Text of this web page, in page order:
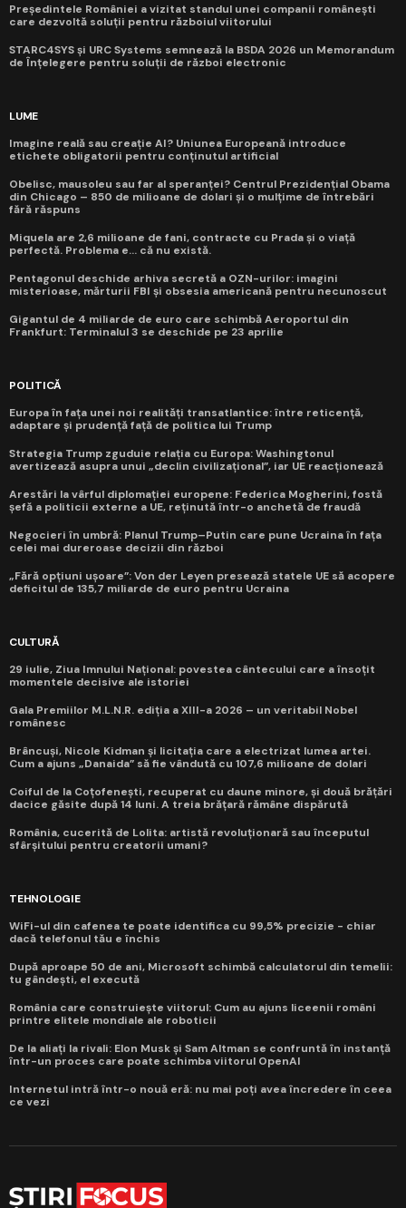
Președintele României a vizitat standul unei companii românești
care dezvoltă soluții pentru războiul viitorului
STARC4SYS și URC Systems semnează la BSDA 2026 un Memorandum
de Înțelegere pentru soluții de război electronic
LUME
Imagine reală sau creație AI? Uniunea Europeană introduce
etichete obligatorii pentru conținutul artificial
Obelisc, mausoleu sau far al speranței? Centrul Prezidențial Obama
din Chicago – 850 de milioane de dolari și o mulțime de întrebări
fără răspuns
Miquela are 2,6 milioane de fani, contracte cu Prada și o viață
perfectă. Problema e... că nu există.
Pentagonul deschide arhiva secretă a OZN-urilor: imagini
misterioase, mărturii FBI și obsesia americană pentru necunoscut
Gigantul de 4 miliarde de euro care schimbă Aeroportul din
Frankfurt: Terminalul 3 se deschide pe 23 aprilie
POLITICĂ
Europa în fața unei noi realități transatlantice: între reticență,
adaptare și prudență față de politica lui Trump
Strategia Trump zguduie relația cu Europa: Washingtonul
avertizează asupra unui „declin civilizațional”, iar UE reacționează
Arestări la vârful diplomației europene: Federica Mogherini, fostă
șefă a politicii externe a UE, reținută într-o anchetă de fraudă
Negocieri în umbră: Planul Trump–Putin care pune Ucraina în fața
celei mai dureroase decizii din război
„Fără opțiuni ușoare”: Von der Leyen presează statele UE să acopere
deficitul de 135,7 miliarde de euro pentru Ucraina
CULTURĂ
29 iulie, Ziua Imnului Național: povestea cântecului care a însoțit
momentele decisive ale istoriei
Gala Premiilor M.L.N.R. ediția a XIII-a 2026 – un veritabil Nobel
românesc
Brâncuși, Nicole Kidman și licitația care a electrizat lumea artei.
Cum a ajuns „Danaida” să fie vândută cu 107,6 milioane de dolari
Coiful de la Coțofenești, recuperat cu daune minore, și două brățări
dacice găsite după 14 luni. A treia brățară rămâne dispărută
România, cucerită de Lolita: artistă revoluționară sau începutul
sfârșitului pentru creatorii umani?
TEHNOLOGIE
WiFi-ul din cafenea te poate identifica cu 99,5% precizie - chiar
dacă telefonul tău e închis
După aproape 50 de ani, Microsoft schimbă calculatorul din temelii:
tu gândești, el execută
România care construiește viitorul: Cum au ajuns liceenii români
printre elitele mondiale ale roboticii
De la aliați la rivali: Elon Musk și Sam Altman se confruntă în instanță
într-un proces care poate schimba viitorul OpenAI
Internetul intră într-o nouă eră: nu mai poți avea încredere în ceea
ce vezi